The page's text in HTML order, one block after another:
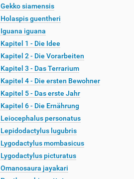
Gekko siamensis
Holaspis guentheri
Iguana iguana
Kapitel 1 - Die Idee
Kapitel 2 - Die Vorarbeiten
Kapitel 3 - Das Terrarium
Kapitel 4 - Die ersten Bewohner
Kapitel 5 - Das erste Jahr
Kapitel 6 - Die Ernährung
Leiocephalus personatus
Lepidodactylus lugubris
Lygodactylus mombasicus
Lygodactylus picturatus
Omanosaura jayakari